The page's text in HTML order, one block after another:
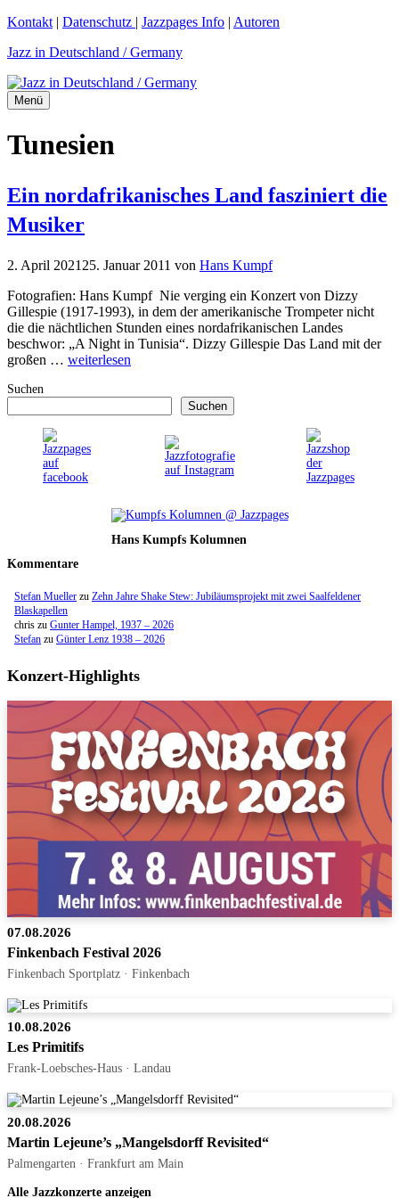
Zum
springen
Kontakt | Datenschutz | Jazzpages Info | Autoren
Jazz in Deutschland / Germany
Menü
Tunesien
Ein nordafrikanisches Land fasziniert die
Musiker
2. April 2021 25. Januar 2011 von Hans Kumpf
Fotografien: Hans Kumpf Nie verging ein Konzert von Dizzy
Gillespie (1917-1993), in dem der amerikanische Trompeter nicht
die die nächtlichen Stunden eines nordafrikanischen Landes
beschwor: „A Night in Tunisia“. Dizzy Gillespie Das Land mit der
großen … weiterlesen
Suchen
Suchen
Hans Kumpfs Kolumnen
Kommentare
Stefan Mueller zu Zehn Jahre Shake Stew: Jubiläumsprojekt mit zwei Saalfeldener
Blaskapellen
chris zu Gunter Hampel, 1937 – 2026
Stefan zu Günter Lenz 1938 – 2026
Konzert-Highlights
07.08.2026
Finkenbach Festival 2026
Finkenbach Sportplatz · Finkenbach
10.08.2026
Les Primitifs
Frank-Loebsches-Haus · Landau
20.08.2026
Martin Lejeune’s „Mangelsdorff Revisited“
Palmengarten · Frankfurt am Main
Alle Jazzkonzerte anzeigen